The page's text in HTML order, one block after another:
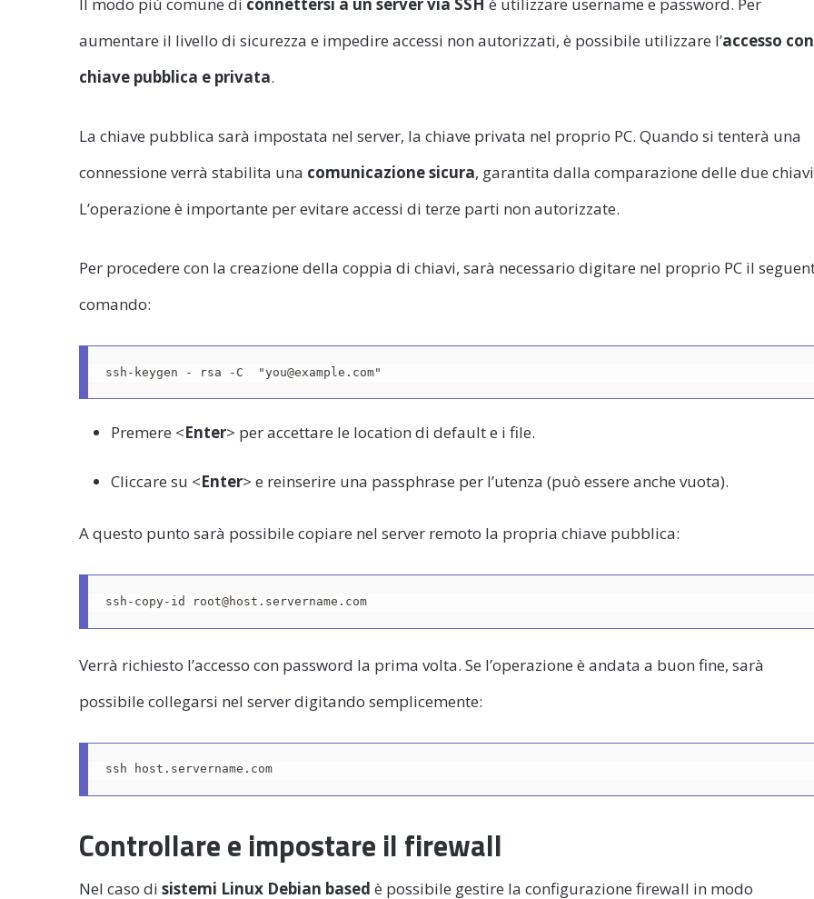
Il modo più comune di connettersi a un server via SSH è utilizzare username e password. Per
aumentare il livello di sicurezza e impedire accessi non autorizzati, è possibile utilizzare l’accesso con
chiave pubblica e privata.
La chiave pubblica sarà impostata nel server, la chiave privata nel proprio PC. Quando si tenterà una
connessione verrà stabilita una comunicazione sicura, garantita dalla comparazione delle due
L’operazione è importante per evitare accessi di terze parti non autorizzate.
Per procedere con la creazione della coppia di chiavi, sarà necessario digitare nel proprio PC il
comando:
ssh-keygen - rsa -C  "you@example.com"
Premere <Enter> per accettare le location di default e i file.
Cliccare su <Enter> e reinserire una passphrase per l’utenza (può essere anche vuota).
A questo punto sarà possibile copiare nel server remoto la propria chiave pubblica:
ssh-copy-id root@host.servername.com
Verrà richiesto l’accesso con password la prima volta. Se l’operazione è andata a buon fine, sarà
possibile collegarsi nel server digitando semplicemente:
ssh host.servername.com
Controllare e impostare il firewall
Nel caso di sistemi Linux Debian based è possibile gestire la configurazione firewall in modo